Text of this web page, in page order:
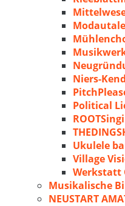
Niers-
Political
Ukulele
Village
Werkstatt
Musikalische
NEUSTART